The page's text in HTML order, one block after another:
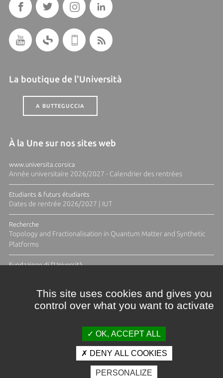
La boutique de l'Università
A BUTTEGUCCIA
À la Une sur nos sites web
www.universita.corsica
Année universitaire 2026/2027 - Calendrier des rentrées
Etudiants & futurs étudiants
Dates de rentrée 2026/2027 | IUT
Recherche
Topology and Fractionalisation in Quantum Matter and Synthetic
Platforms
Fundazione di l'Università
Crédits et mentions légales
This site uses cookies and gives you
control over what you want to activate
OK, ACCEPT ALL
DENY ALL COOKIES
PERSONALIZE